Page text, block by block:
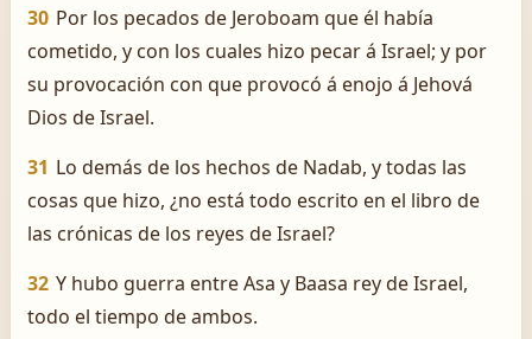
30 Por los pecados de Jeroboam que él había
cometido, y con los cuales hizo pecar á Israel; y por
su provocación con que provocó á enojo á Jehová
Dios de Israel.
31 Lo demás de los hechos de Nadab, y todas las
cosas que hizo, ¿no está todo escrito en el libro de
las crónicas de los reyes de Israel?
32 Y hubo guerra entre Asa y Baasa rey de Israel,
todo el tiempo de ambos.